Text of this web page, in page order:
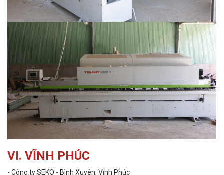
VI. VĨNH PHÚC
- Công ty SEKO - Bình Xuyên, Vĩnh Phúc